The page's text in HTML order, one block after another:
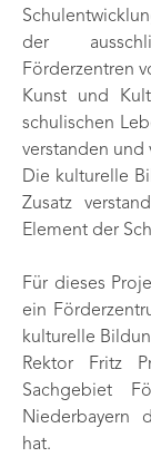
der
Förderzentren
Kunst und
schulischen
verstanden und
Die kulturelle
Zusatz
Element der
Für dieses
ein
kulturelle
Rektor Fritz
Sachgebiet
Niederbayern
hat.